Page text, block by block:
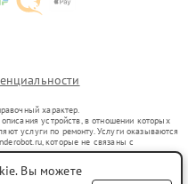
характер.
устройств, в отношении которых
услуги по ремонту. Услуги оказываются
которые не связаны с
представителями.
в гражданский оборот в соответствии
Вы можете